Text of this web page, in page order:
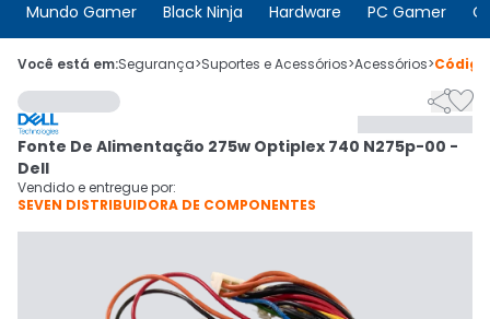
Mundo Gamer Black Ninja Hardware PC Gamer
 Olá. Acesse sua conta
 Departamentos
Cupons
Mais Vendidos
CADASTRE-SE
Você está em:Segurança>Suportes e Acessórios>Acessórios>

Fonte De Alimentação 275w Optiplex 740 N275p-00 -
Dell
Vendido e entregue por:
SEVEN DISTRIBUIDORA DE COMPONENTES